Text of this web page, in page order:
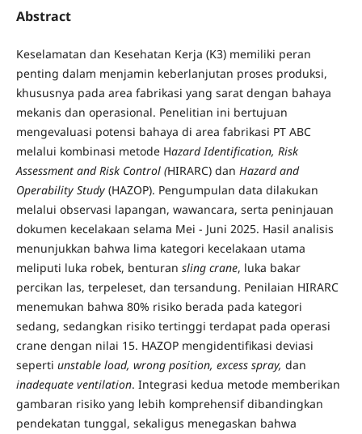
Abstract
Keselamatan dan Kesehatan Kerja (K3) memiliki peran
penting dalam menjamin keberlanjutan proses produksi,
khususnya pada area fabrikasi yang sarat dengan bahaya
mekanis dan operasional. Penelitian ini bertujuan
mengevaluasi potensi bahaya di area fabrikasi PT ABC
melalui kombinasi metode Hazard Identification, Risk
Assessment and Risk Control (HIRARC) dan Hazard and
Operability Study(HAZOP). Pengumpulan data dilakukan
melalui observasi lapangan, wawancara, serta peninjauan
dokumen kecelakaan selama Mei - Juni 2025. Hasil analisis
menunjukkan bahwa lima kategori kecelakaan utama
meliputi luka robek, benturan sling crane, luka bakar
percikan las, terpeleset, dan tersandung. Penilaian HIRARC
menemukan bahwa 80% risiko berada pada kategori
sedang, sedangkan risiko tertinggi terdapat pada operasi
crane dengan nilai 15. HAZOP mengidentifikasi deviasi
seperti unstable load, wrong position, excess spray, dan
inadequate ventilation. Integrasi kedua metode memberikan
gambaran risiko yang lebih komprehensif dibandingkan
pendekatan tunggal, sekaligus menegaskan bahwa